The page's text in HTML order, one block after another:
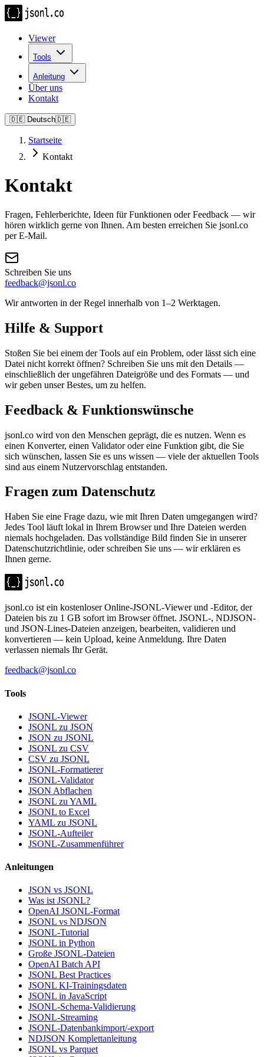
Viewer
Tools
Anleitung
Über uns
Kontakt
🇩🇪 Deutsch🇩🇪
Startseite
Kontakt
Kontakt
Fragen, Fehlerberichte, Ideen für Funktionen oder Feedback — wir
hören wirklich gerne von Ihnen. Am besten erreichen Sie jsonl.co
per E-Mail.
Schreiben Sie uns
feedback@jsonl.co
Wir antworten in der Regel innerhalb von 1–2 Werktagen.
Hilfe & Support
Stoßen Sie bei einem der Tools auf ein Problem, oder lässt sich eine
Datei nicht korrekt öffnen? Schreiben Sie uns mit den Details —
einschließlich der ungefähren Dateigröße und des Formats — und
wir geben unser Bestes, um zu helfen.
Feedback & Funktionswünsche
jsonl.co wird von den Menschen geprägt, die es nutzen. Wenn es
einen Konverter, einen Validator oder eine Funktion gibt, die Sie
sich wünschen, lassen Sie es uns wissen — viele der aktuellen Tools
sind aus einem Nutzervorschlag entstanden.
Fragen zum Datenschutz
Haben Sie eine Frage dazu, wie mit Ihren Daten umgegangen wird?
Jedes Tool läuft lokal in Ihrem Browser und Ihre Dateien werden
niemals hochgeladen. Das vollständige Bild finden Sie in unserer
Datenschutzrichtlinie, oder schreiben Sie uns — wir erklären es
Ihnen gerne.
jsonl.co ist ein kostenloser Online-JSONL-Viewer und -Editor, der
Dateien bis zu 1 GB sofort im Browser öffnet. JSONL-, NDJSON-
und JSON-Lines-Dateien anzeigen, bearbeiten, validieren und
konvertieren — kein Upload, keine Anmeldung. Ihre Daten
verlassen niemals Ihr Gerät.
feedback@jsonl.co
Tools
JSONL-Viewer
JSONL zu JSON
JSON zu JSONL
JSONL zu CSV
CSV zu JSONL
JSONL-Formatierer
JSONL-Validator
JSON Abflachen
JSONL zu YAML
JSONL to Excel
YAML zu JSONL
JSONL-Aufteiler
JSONL-Zusammenführer
Anleitungen
JSON vs JSONL
Was ist JSONL?
OpenAI JSONL-Format
JSONL vs NDJSON
JSONL-Tutorial
JSONL in Python
Große JSONL-Dateien
OpenAI Batch API
JSONL Best Practices
JSONL KI-Trainingsdaten
JSONL in JavaScript
JSONL-Schema-Validierung
JSONL-Streaming
JSONL-Datenbankimport/-export
NDJSON Komplettanleitung
JSONL vs Parquet